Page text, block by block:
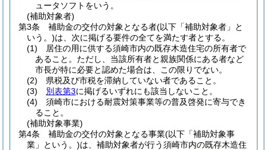
ュータソフトをいう。
(補助対象者)
第3条
補助金の交付の対象となる者(以下「補助対象者」と
いう。)は、次に掲げる要件の全てを満たす者とする。
(1)
居住の用に供する須崎市内の既存木造住宅の所有者で
あること。 ただし、当該所有者と親族関係にある者など
市長が特に必要と認めた場合は、この限りでない。
(2)
県税及び市税を滞納していない者であること。
(3)
別表第3に掲げるいずれにも該当しないこと。
(4)
須崎市における耐震対策事業等の普及啓発に寄与でき
ること。
(補助対象事業)
第4条
補助金の交付の対象となる事業(以下「補助対象事
業」という。)は、補助対象者が行う須崎市内の既存木造住